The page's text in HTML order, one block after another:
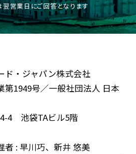
営業日にご回答となります
ド・ジャパン株式会社
第1949号／一般社団法人 日本
4 池袋TAビル5階
者 : 早川巧、新井 悠美